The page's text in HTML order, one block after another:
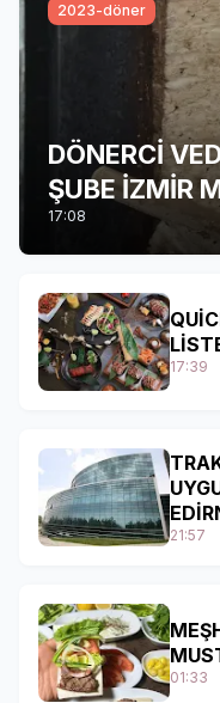
2023-döner
DÖNERCİ
ŞUBE İZMİR
17:08
17:39
21:57
01:33